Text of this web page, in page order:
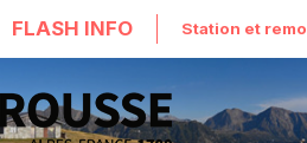
FLASH INFO Station et